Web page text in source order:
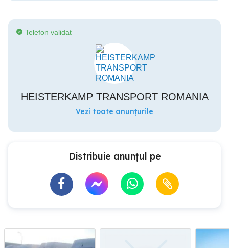
Telefon validat
HEISTERKAMP TRANSPORT ROMANIA
Vezi toate anunțurile
Distribuie anunțul pe